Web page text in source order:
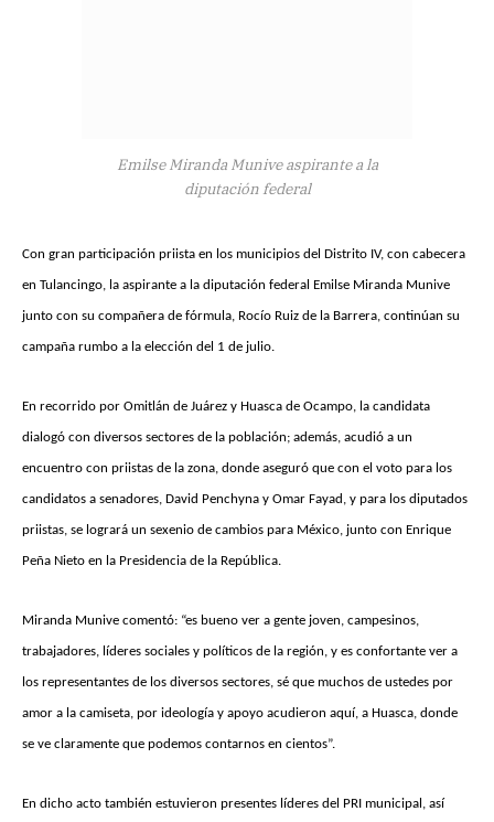
Emilse Miranda Munive aspirante a la
diputación federal
Con gran participación priista en los municipios del Distrito IV, con cabecera
en Tulancingo, la aspirante a la diputación federal Emilse Miranda Munive
junto con su compañera de fórmula, Rocío Ruiz de la Barrera, continúan su
campaña rumbo a la elección del 1 de julio.
En recorrido por Omitlán de Juárez y Huasca de Ocampo, la candidata
dialogó con diversos sectores de la población; además, acudió a un
encuentro con priistas de la zona, donde aseguró que con el voto para los
candidatos a senadores, David Penchyna y Omar Fayad, y para los diputados
priistas, se logrará un sexenio de cambios para México, junto con Enrique
Peña Nieto en la Presidencia de la República.
Miranda Munive comentó: “es bueno ver a gente joven, campesinos,
trabajadores, líderes sociales y políticos de la región, y es confortante ver a
los representantes de los diversos sectores, sé que muchos de ustedes por
amor a la camiseta, por ideología y apoyo acudieron aquí, a Huasca, donde
se ve claramente que podemos contarnos en cientos”.
En dicho acto también estuvieron presentes líderes del PRI municipal, así